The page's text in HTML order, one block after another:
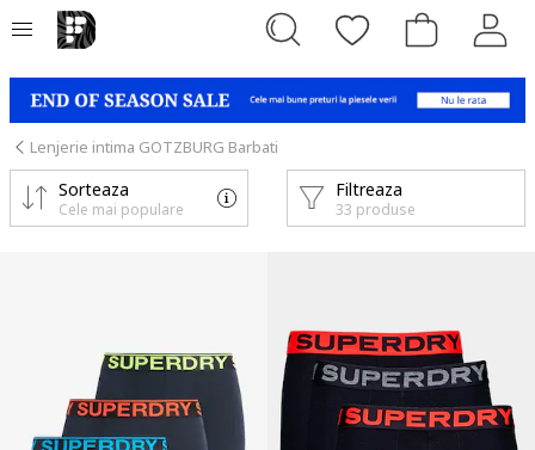
Lenjerie intima GOTZBURG Barbati
Filtreaza
33 produse
Sorteaza
Cele mai populare